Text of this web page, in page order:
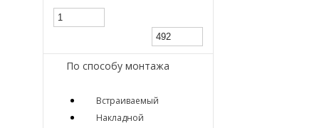
По способу монтажа
Встраиваемый
Накладной